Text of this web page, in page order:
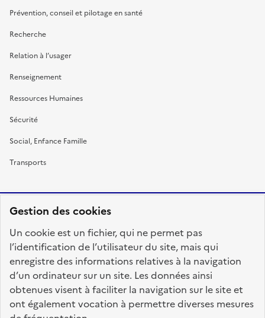
Gestion des cookies
Un cookie est un fichier, qui ne permet pas
l’identification de l’utilisateur du site, mais qui
enregistre des informations relatives à la navigation
d’un ordinateur sur un site. Les données ainsi
obtenues visent à faciliter la navigation sur le site et
ont également vocation à permettre diverses mesures
Prévention, conseil et pilotage en santé
Recherche
Relation à l’usager
Renseignement
Ressources Humaines
Sécurité
Social, Enfance Famille
Transports
FRANÇAISE
fonction-publique.gouv.fr
legifrance.gouv.fr